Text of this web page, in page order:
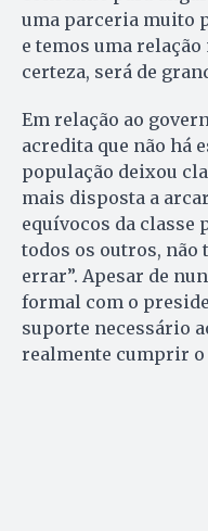
uma parceria muito
e temos uma
certeza, será de
Em relação ao
acredita que não há
população deixou
mais disposta a
equívocos da classe
todos os outros, não
errar”. Apesar de
formal com o
suporte necessário
realmente cumprir o